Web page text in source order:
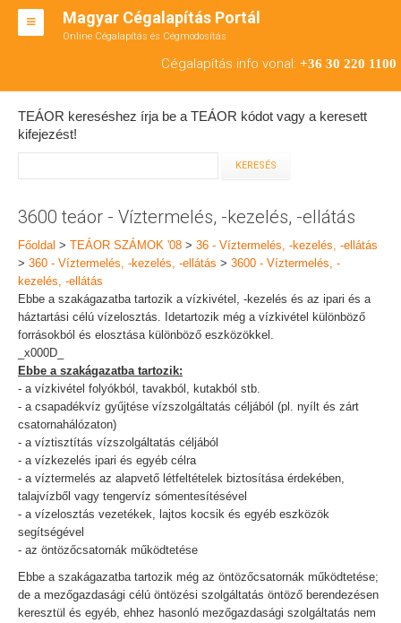
Magyar Cégalapítás Portál
Online Cégalapítás és Cégmódosítás
Cégalapítás info vonal: +36 30 220 1100
BT ALAPÍTÁS
RT ALAPÍTÁS
TEÁOR SZÁMOK '08
ENGEDÉLYKÖTELES
KAPCSOLAT
IRODÁK
TEÁOR kereséshez írja be a TEÁOR kódot vagy a keresett
kifejezést!
3600 teáor - Víztermelés, -kezelés, -ellátás
Főoldal > TEÁOR SZÁMOK '08 > 36 - Víztermelés, -kezelés, -ellátás
> 360 - Víztermelés, -kezelés, -ellátás > 3600 - Víztermelés, -
kezelés, -ellátás
Ebbe a szakágazatba tartozik a vízkivétel, -kezelés és az ipari és a
háztartási célú vízelosztás. Idetartozik még a vízkivétel különböző
forrásokból és elosztása különböző eszközökkel.
_x000D_
Ebbe a szakágazatba tartozik:
- a vízkivétel folyókból, tavakból, kutakból stb.
- a csapadékvíz gyűjtése vízszolgáltatás céljából (pl. nyílt és zárt
csatornahálózaton)
- a víztisztítás vízszolgáltatás céljából
- a vízkezelés ipari és egyéb célra
- a víztermelés az alapvető létfeltételek biztosítása érdekében,
talajvízből vagy tengervíz sómentesítésével
- a vízelosztás vezetékek, lajtos kocsik és egyéb eszközök
segítségével
- az öntözőcsatornák működtetése
Ebbe a szakágazatba tartozik még az öntözőcsatornák működtetése;
de a mezőgazdasági célú öntözési szolgáltatás öntöző berendezésen
keresztül és egyéb, ehhez hasonló mezőgazdasági szolgáltatás nem